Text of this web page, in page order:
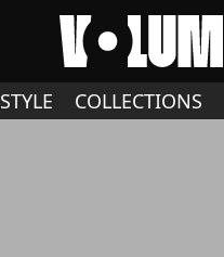
STYLE COLLECTIONS